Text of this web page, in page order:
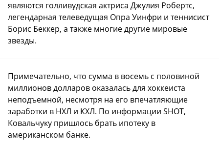
являются голливудская актриса Джулия Робертс,
легендарная телеведущая Опра Уинфри и теннисист
Борис Беккер, а также многие другие мировые
звезды.
Примечательно, что сумма в восемь с половиной
миллионов долларов оказалась для хоккеиста
неподъемной, несмотря на его впечатляющие
заработки в НХЛ и КХЛ. По информации SHOT,
Ковальчуку пришлось брать ипотеку в
американском банке.